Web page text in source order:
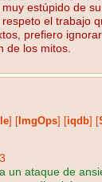
estúpido de su
el trabajo
prefiero
de los mitos.
ImgOps iqdb
un ataque de